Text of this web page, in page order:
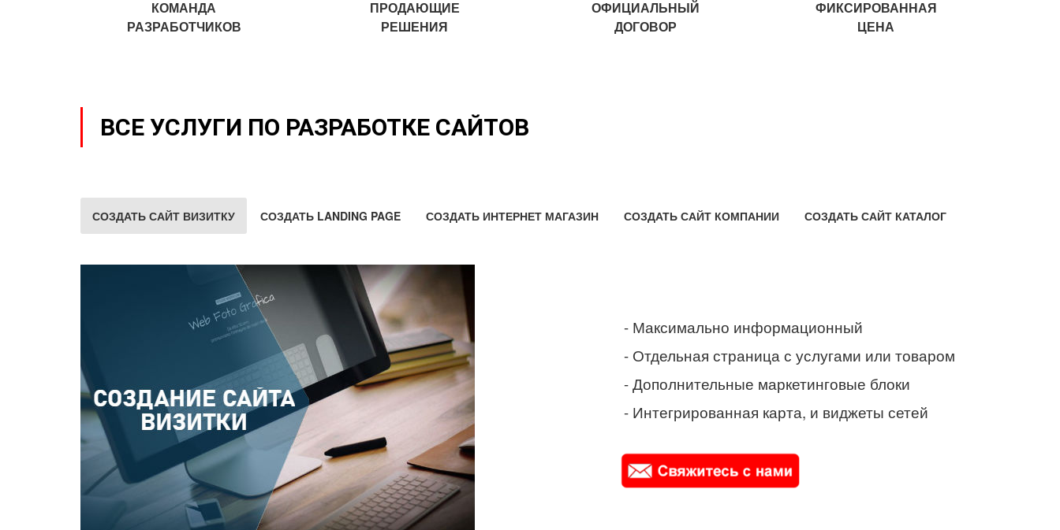
КОМАНДА
РАЗРАБОТЧИКОВ
ПРОДАЮЩИЕ
РЕШЕНИЯ
ОФИЦИАЛЬНЫЙ
ДОГОВОР
ФИКСИРОВАННАЯ
ЦЕНА
ВСЕ УСЛУГИ ПО РАЗРАБОТКЕ САЙТОВ
СОЗДАТЬ САЙТ ВИЗИТКУ СОЗДАТЬ LANDING PAGE СОЗДАТЬ ИНТЕРНЕТ МАГАЗИН СОЗДАТЬ САЙТ КОМПАНИИ СОЗДАТЬ САЙТ КАТАЛОГ
- Максимально информационный
- Отдельная страница с услугами или товаром
- Дополнительные маркетинговые блоки
- Интегрированная карта, и виджеты сетей